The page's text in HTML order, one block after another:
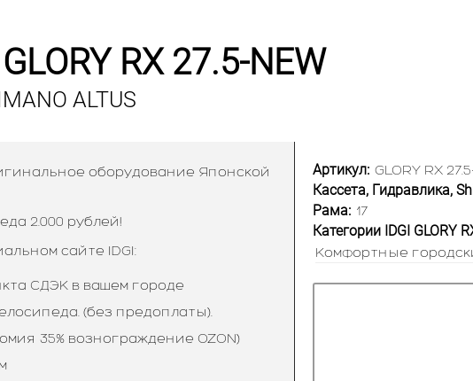
RX 27.5-NEW
ALTUS
оборудование Японской
2.000 рублей!
сайте IDGI:
СДЭК в вашем городе
(без предоплаты).
35% вознограждение OZON)
Артикул: GLORY RX
Кассета, Гидравлика,
Рама: 17
Категории IDGI GLORY
Комфортные